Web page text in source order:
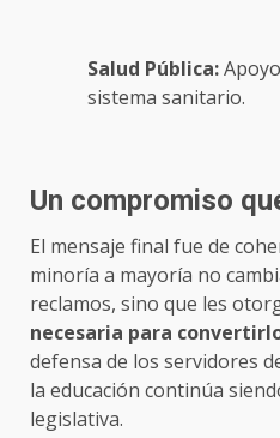
Salud Pública:
sistema sanitario.
Un compromiso
El mensaje final fue de
minoría a mayoría no
reclamos, sino que les
necesaria para
defensa de los servidores
la educación continúa
legislativa.